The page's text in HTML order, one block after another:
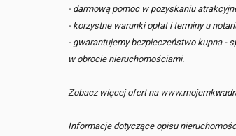
- darmową pomoc w pozyskaniu
- korzystne warunki opłat i terminy u
- gwarantujemy bezpieczeństwo kupna -
w obrocie nieruchomościami.
Zobacz więcej ofert na
Informacje dotyczące opisu